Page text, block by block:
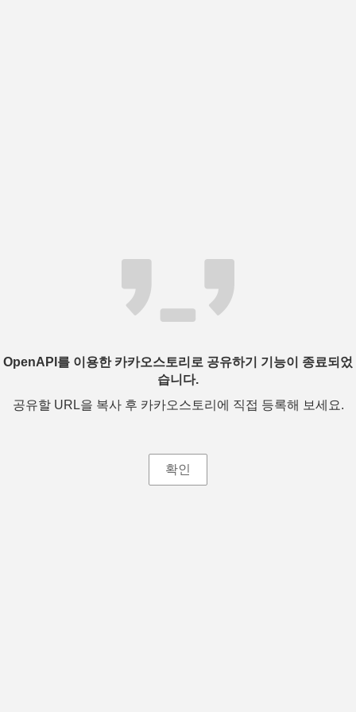
OpenAPI를 이용한 카카오스토리로 공유하기 기능이 종료되었
습니다.
공유할 URL을 복사 후 카카오스토리에 직접 등록해 보세요.
확인